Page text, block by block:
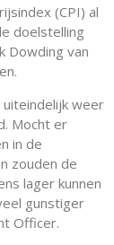
(CPI) al
doelstelling
Dowding van
uiteindelijk weer
Mocht er
in de
zouden de
lager kunnen
gunstiger
Officer.